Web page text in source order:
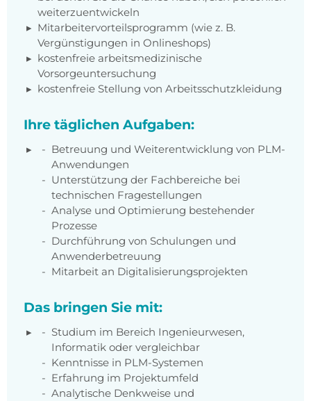
weiterzuentwickeln
Mitarbeitervorteilsprogramm (wie z. B.
Vergünstigungen in Onlineshops)
kostenfreie arbeitsmedizinische
Vorsorgeuntersuchung
kostenfreie Stellung von Arbeitsschutzkleidung
Ihre täglichen Aufgaben:
Betreuung und Weiterentwicklung von PLM-
Anwendungen
Unterstützung der Fachbereiche bei
technischen Fragestellungen
Analyse und Optimierung bestehender
Prozesse
Durchführung von Schulungen und
Anwenderbetreuung
Mitarbeit an Digitalisierungsprojekten
Das bringen Sie mit:
Studium im Bereich Ingenieurwesen,
Informatik oder vergleichbar
Kenntnisse in PLM-Systemen
Erfahrung im Projektumfeld
Analytische Denkweise und